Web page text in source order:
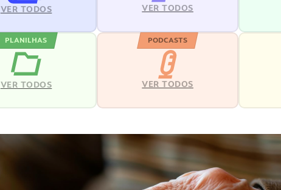
VER TODOS VER TODOS
PLANILHAS
VER TODOS
PODCASTS
VER TODOS